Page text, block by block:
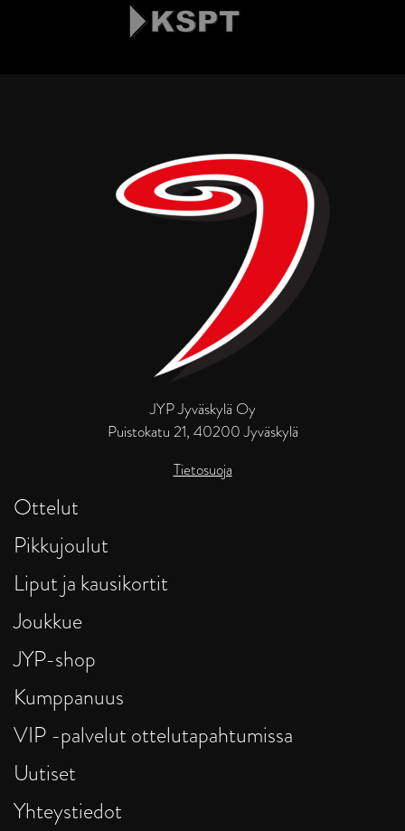
JYP Jyväskylä Oy
Puistokatu 21, 40200 Jyväskylä
Tietosuoja
Ottelut
Pikkujoulut
Liput ja kausikortit
Joukkue
JYP-shop
Kumppanuus
VIP -palvelut ottelutapahtumissa
Uutiset
Yhteystiedot